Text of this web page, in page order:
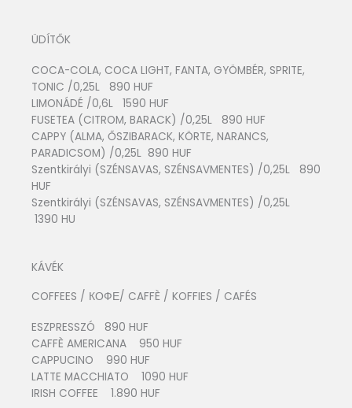
ÜDÍTŐK
COCA-COLA, COCA LIGHT, FANTA, GYÖMBÉR, SPRITE,
TONIC /0,25L 890 HUF
LIMONÁDÉ /0,6L 1590 HUF
FUSETEA (CITROM, BARACK) /0,25L 890 HUF
CAPPY (ALMA, ŐSZIBARACK, KÖRTE, NARANCS,
PARADICSOM) /0,25L 890 HUF
Szentkirályi (SZÉNSAVAS, SZÉNSAVMENTES) /0,25L 890
HUF
Szentkirályi (SZÉNSAVAS, SZÉNSAVMENTES) /0,25L
1390 HU
KÁVÉK
COFFEES / КОФЕ/ CAFFÈ / KOFFIES / CAFÉS
ESZPRESSZÓ 890 HUF
CAFFÈ AMERICANA 950 HUF
CAPPUCINO 990 HUF
LATTE MACCHIATO 1090 HUF
IRISH COFFEE 1.890 HUF